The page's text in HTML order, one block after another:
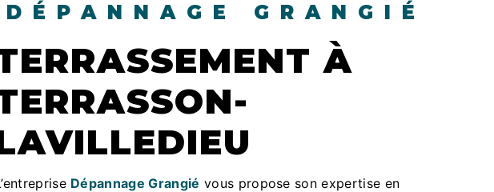
DÉPANNAGE GRANGIÉ
À
L’entreprise Dépannage Grangié vous propose son expertise en